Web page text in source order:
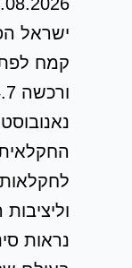
ישראל
לחקלאות
נראות